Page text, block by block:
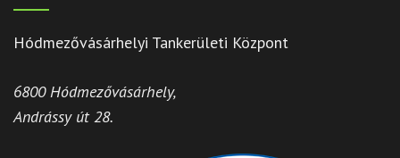
Hódmezővásárhelyi Tankerületi Központ
6800 Hódmezővásárhely,
Andrássy út 28.